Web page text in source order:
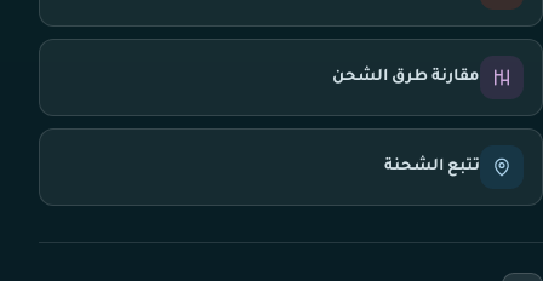
مقارنة طرق الشحن
تتبع الشحنة